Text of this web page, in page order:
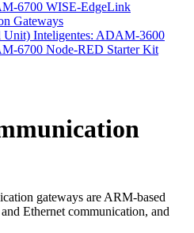
6700 WISE-EdgeLink
Gateways
Unit) Inteligentes: ADAM-3600
6700 Node-RED Starter Kit
gateways are ARM-based
Ethernet communication, and